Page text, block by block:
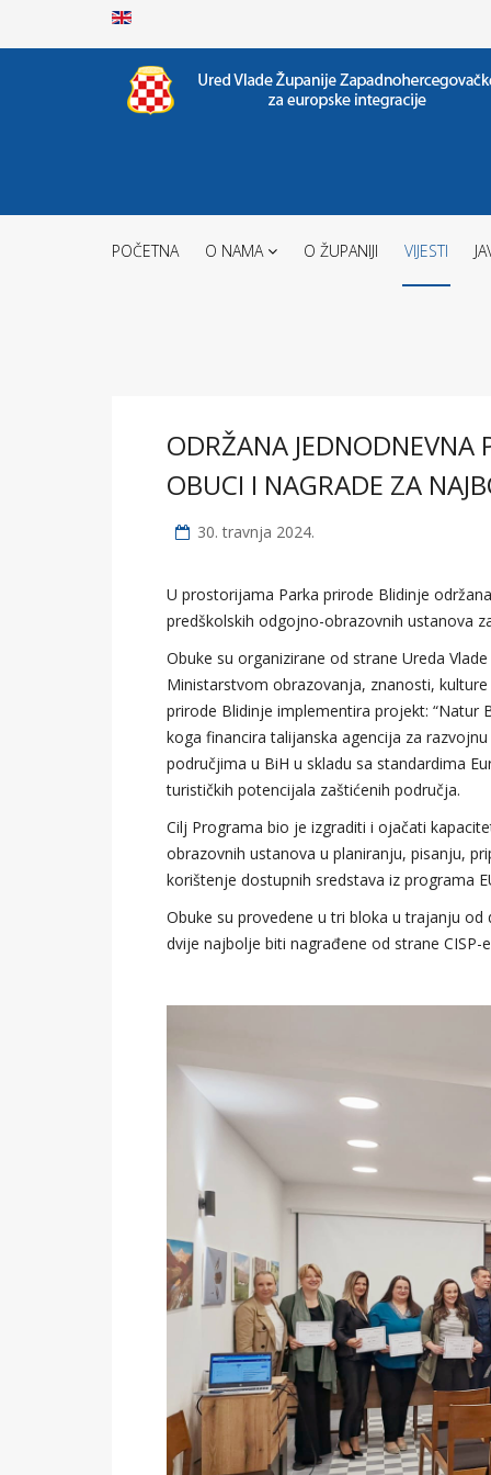
POČETNA O NAMA O ŽUPANIJI VIJESTI
ODRŽANA JEDNODNEVNA
OBUCI I NAGRADE ZA
30. travnja 2024.
U prostorijama Parka prirode Blidinje
predškolskih odgojno-obrazovnih ustanova
Obuke su organizirane od strane Ureda
Ministarstvom obrazovanja, znanosti,
prirode Blidinje implementira projekt: “Natur
koga financira talijanska agencija za
područjima u BiH u skladu sa standardima
turističkih potencijala zaštićenih područja.
Cilj Programa bio je izgraditi i ojačati
obrazovnih ustanova u planiranju, pisanju,
korištenje dostupnih sredstava iz programa
Obuke su provedene u tri bloka u trajanju
dvije najbolje biti nagrađene od strane CISP-